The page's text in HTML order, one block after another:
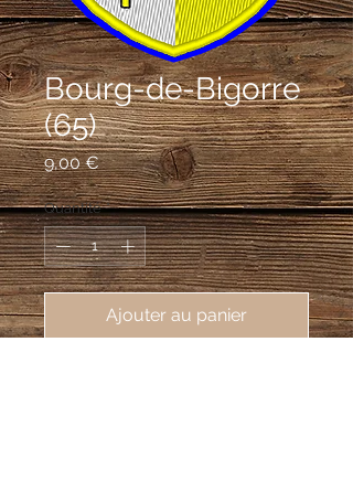
Bourg-de-Bigorre
(65)
9,00 €Prix
Quantité *
Ajouter au panier